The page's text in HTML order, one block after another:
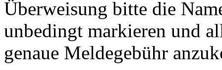
Überweisung bitte die
unbedingt markieren und
genaue Meldegebühr